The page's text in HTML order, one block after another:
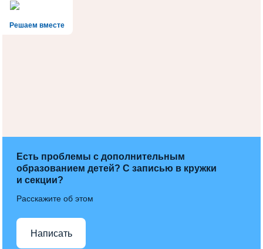
Решаем вместе
Есть проблемы с дополнительным
образованием детей? С записью в кружки
и секции?
Расскажите об этом
Написать